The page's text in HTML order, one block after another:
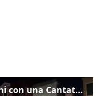
Venezia omaggia Guccini con una Cantata Anarchica in campo Santa Margherita